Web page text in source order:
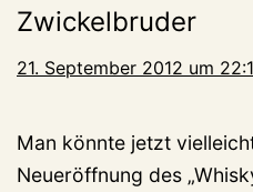
Zwickelbruder
21. September 2012 um
Man könnte jetzt
Neueröffnung des